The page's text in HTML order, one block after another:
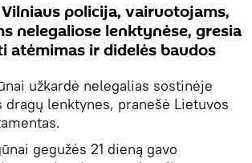
policija, vairuotojams,
nelegaliose lenktynėse, gresia
atėmimas ir didelės baudos
užkardė nelegalias sostinėje
dragų lenktynes, pranešė Lietuvos
gegužės 21 dieną gavo